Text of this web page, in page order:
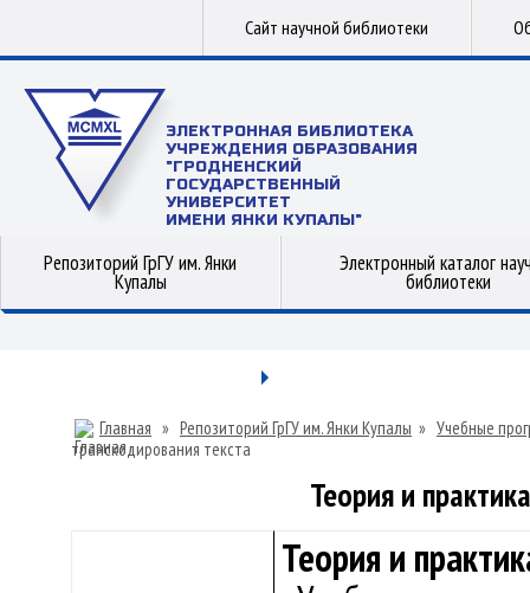
Сайт научной библиотеки
ЭЛЕКТРОННАЯ БИБЛИОТЕКА
УЧРЕЖДЕНИЯ ОБРАЗОВАНИЯ
"ГРОДНЕНСКИЙ
ГОСУДАРСТВЕННЫЙ
УНИВЕРСИТЕТ
ИМЕНИ ЯНКИ КУПАЛЫ"
Репозиторий ГрГУ им. Янки
Купалы
Электронный каталог
библиотеки
Главная » Репозиторий ГрГУ им. Янки Купалы » Учебные
транскодирования текста
Теория и
Теория и